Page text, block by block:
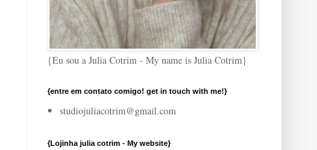
{Eu sou a Julia Cotrim - My name is Julia Cotrim}
{entre em contato comigo! get in touch with me!}
studiojuliacotrim@gmail.com
{Lojinha julia cotrim - My website}